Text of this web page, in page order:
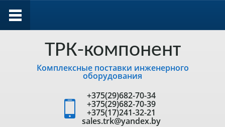
ТРК-компонент
Комплексные поставки инженерного
оборудования
+375(29)682-70-34
+375(29)682-70-39
+375(17)241-32-21
sales.trk@yandex.by